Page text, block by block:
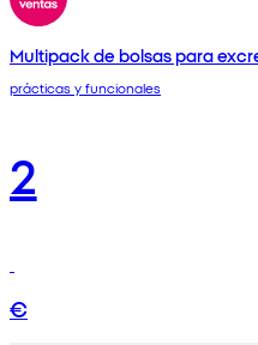
Multipack de bolsas para
prácticas y funcionales
2
€